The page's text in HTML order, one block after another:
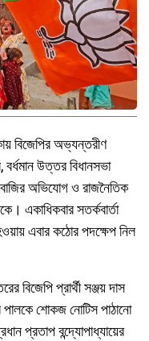
বিজেপির অভ্যন্তরীণ
উত্তর বিধানসভা
অভিযোগ ও রাজনৈতিক
একাধিকবার সতর্কবার্তা
এবার কঠোর পদক্ষেপ নিল
বিজেপি প্রার্থী সঞ্জয় দাস
পালকে শোকজ নোটিস পাঠানো
প্রতাপ বন্দ্যোপাধ্যায়ের